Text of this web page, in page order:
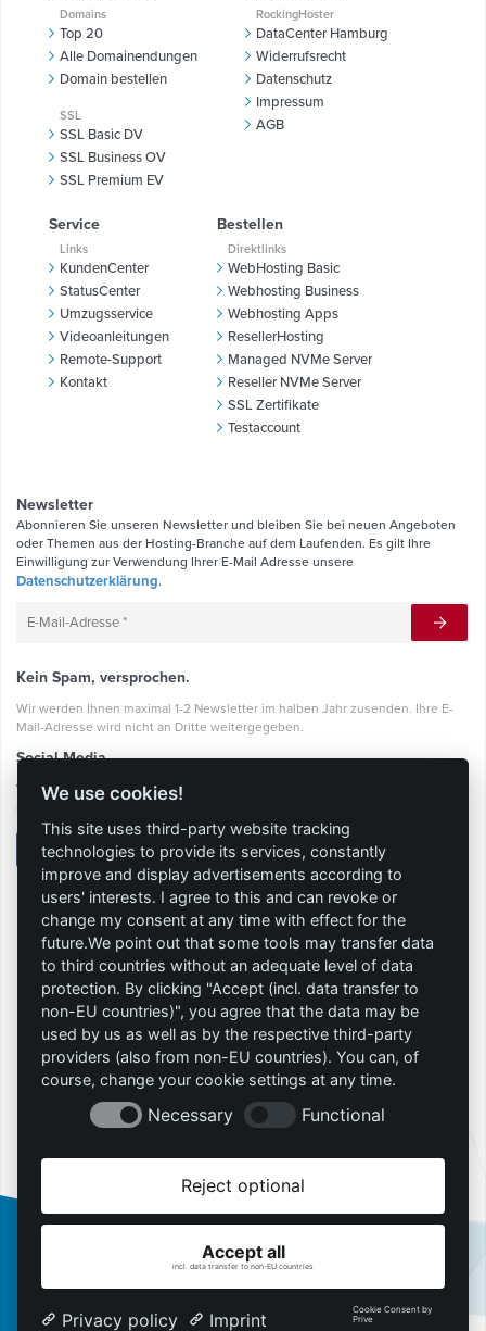
Domains
Top 20
Alle Domainendungen
Domain bestellen
SSL
SSL Basic DV
SSL Business OV
SSL Premium EV
RockingHoster
DataCenter Hamburg
Widerrufsrecht
Datenschutz
Impressum
AGB
Service
Links
KundenCenter
StatusCenter
Umzugsservice
Videoanleitungen
Remote-Support
Kontakt
Bestellen
Direktlinks
WebHosting Basic
Webhosting Business
Webhosting Apps
ResellerHosting
Managed NVMe Server
Reseller NVMe Server
SSL Zertifikate
Testaccount
Newsletter
Abonnieren Sie unseren Newsletter und bleiben Sie bei neuen Angeboten
oder Themen aus der Hosting-Branche auf dem Laufenden. Es gilt Ihre
Einwilligung zur Verwendung Ihrer E-Mail Adresse unsere
Datenschutzerklärung.
Kein Spam, versprochen.
Wir werden Ihnen maximal 1-2 Newsletter im halben Jahr zusenden. Ihre E-
Mail-Adresse wird nicht an Dritte weitergegeben.
Social Media
Werden Sie ein RockingHoster und bleiben Sie mit uns in Kontakt über
Allgemeine Geschäftsbedingungen
Datenschutz
Widerrufsrecht
Vertrag widerrufen
Vertrag kündigen
DSA-Meldung
We use cookies!
This site uses third-party website tracking
technologies to provide its services, constantly
improve and display advertisements according to
users' interests. I agree to this and can revoke or
change my consent at any time with effect for the
future.We point out that some tools may transfer data
to third countries without an adequate level of data
protection. By clicking "Accept (incl. data transfer to
non-EU countries)", you agree that the data may be
used by us as well as by the respective third-party
providers (also from non-EU countries). You can, of
course, change your cookie settings at any time.
Necessary Functional
Reject optional
Accept all
incl. data transfer to non-EU countries
Privacy policy Imprint
Cookie Consent by
Prive